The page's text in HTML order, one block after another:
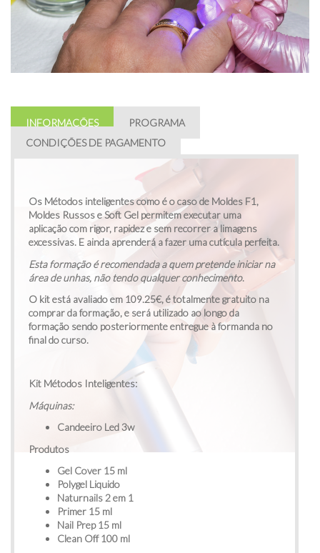
INFORMAÇÕES
PROGRAMA
CONDIÇÕES DE PAGAMENTO
Os Métodos inteligentes como é o caso de Moldes F1,
Moldes Russos e Soft Gel permitem executar uma
aplicação com rigor, rapidez e sem recorrer a limagens
excessivas. E ainda aprenderá a fazer uma cutícula perfeita.
Esta formação é recomendada a quem pretende iniciar na
área de unhas, não tendo qualquer conhecimento.
O kit está avaliado em 109.25€, é totalmente gratuito na
comprar da formação, e será utilizado ao longo da
formação sendo posteriormente entregue à formanda no
final do curso.
Kit Métodos Inteligentes:
Máquinas:
Candeeiro Led 3w
Produtos
Gel Cover 15 ml
Polygel Liquido
Naturnails 2 em 1
Primer 15 ml
Nail Prep 15 ml
Clean Off 100 ml